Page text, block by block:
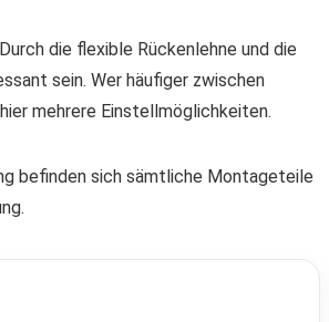
die flexible Rückenlehne und die
sein. Wer häufiger zwischen
mehrere Einstellmöglichkeiten.
befinden sich sämtliche Montageteile